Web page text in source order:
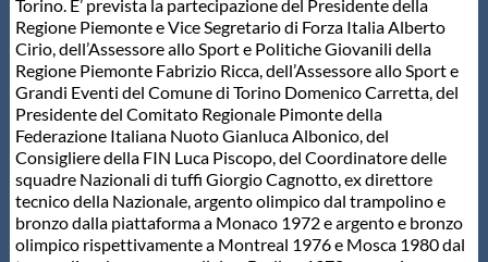
Torino. E’ prevista la partecipazione del Presidente della
Regione Piemonte e Vice Segretario di Forza Italia Alberto
Cirio, dell’Assessore allo Sport e Politiche Giovanili della
Regione Piemonte Fabrizio Ricca, dell’Assessore allo Sport e
Grandi Eventi del Comune di Torino Domenico Carretta, del
Presidente del Comitato Regionale Pimonte della
Federazione Italiana Nuoto Gianluca Albonico, del
Consigliere della FIN Luca Piscopo, del Coordinatore delle
squadre Nazionali di tuffi Giorgio Cagnotto, ex direttore
tecnico della Nazionale, argento olimpico dal trampolino e
bronzo dalla piattaforma a Monaco 1972 e argento e bronzo
olimpico rispettivamente a Montreal 1976 e Mosca 1980 dal